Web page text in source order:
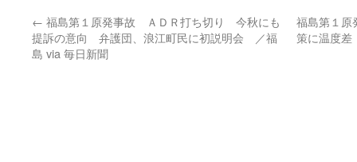
← 福島第１原発事故 ＡＤＲ打ち切り 今秋にも
提訴の意向 弁護団、浪江町民に初説明会 ／福
島 via 毎日新聞
福島第１
策に温度